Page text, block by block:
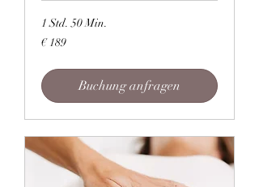
1 Std. 50 Min.
189
Euro
€ 189
Buchung anfragen